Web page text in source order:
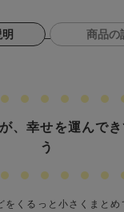
商品の
、幸せを運んで
う
をくるっと小さくまとめ